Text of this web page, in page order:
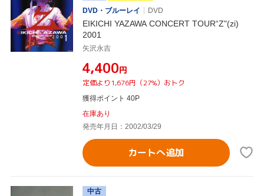
DVD・ブルーレイ DVD
EIKICHI YAZAWA CONCERT TOUR“Z"(zi)
2001
矢沢永吉
¥4,400円
定価より1,676円（27%）おトク
獲得ポイント 40P
在庫あり
発売年月日：2002/03/29
カートへ追加
中古